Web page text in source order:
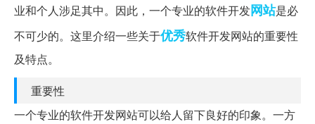
业和个人涉足其中。因此，一个专业的软件开发网站是必
不可少的。这里介绍一些关于优秀软件开发网站的重要性
及特点。
重要性
一个专业的软件开发网站可以给人留下良好的印象。一方